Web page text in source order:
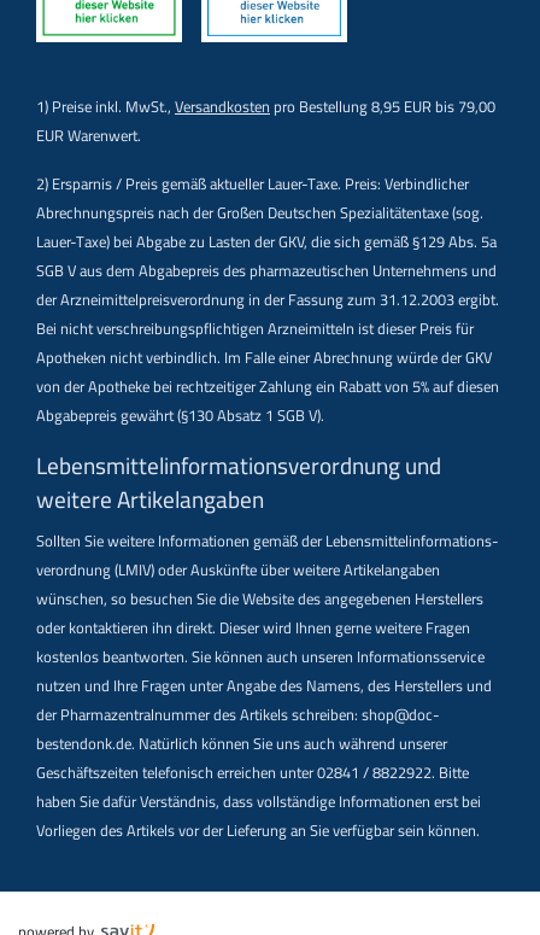
1) Preise inkl. MwSt.,Versandkosten pro Bestellung 8,95 EUR bis 79,00
EUR Warenwert.
2) Ersparnis / Preis gemäß aktueller Lauer-Taxe. Preis: Verbindlicher
Abrechnungspreis nach der Großen Deutschen Spezialitätentaxe (sog.
Lauer-Taxe) bei Abgabe zu Lasten der GKV, die sich gemäß §129 Abs. 5a
SGB V aus dem Abgabepreis des pharmazeutischen Unternehmens und
der Arzneimittelpreisverordnung in der Fassung zum 31.12.2003 ergibt.
Bei nicht verschreibungspflichtigen Arzneimitteln ist dieser Preis für
Apotheken nicht verbindlich. Im Falle einer Abrechnung würde der GKV
von der Apotheke bei rechtzeitiger Zahlung ein Rabatt von 5% auf diesen
Abgabepreis gewährt (§130 Absatz 1 SGB V).
Lebensmittel­informations­verordnung und
weitere Artikelangaben
Sollten Sie weitere Informationen gemäß der Lebensmittel­informations­
verordnung (LMIV) oder Auskünfte über weitere Artikelangaben
wünschen, so besuchen Sie die Website des angegebenen Herstellers
oder kontaktieren ihn direkt. Dieser wird Ihnen gerne weitere Fragen
kostenlos beantworten. Sie können auch unseren Informationsservice
nutzen und Ihre Fragen unter Angabe des Namens, des Herstellers und
der Pharmazentralnummer des Artikels schreiben: shop@doc-
bestendonk.de. Natürlich können Sie uns auch während unserer
Geschäftszeiten telefonisch erreichen unter 02841 / 8822922. Bitte
haben Sie dafür Verständnis, dass vollständige Informationen erst bei
Vorliegen des Artikels vor der Lieferung an Sie verfügbar sein können.